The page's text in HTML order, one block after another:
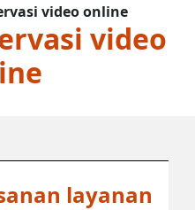
video online
video
layanan